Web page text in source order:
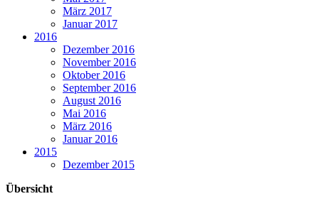
März 2017
Januar 2017
2016
Dezember 2016
November 2016
Oktober 2016
September 2016
August 2016
Mai 2016
März 2016
Januar 2016
2015
Dezember 2015
Übersicht